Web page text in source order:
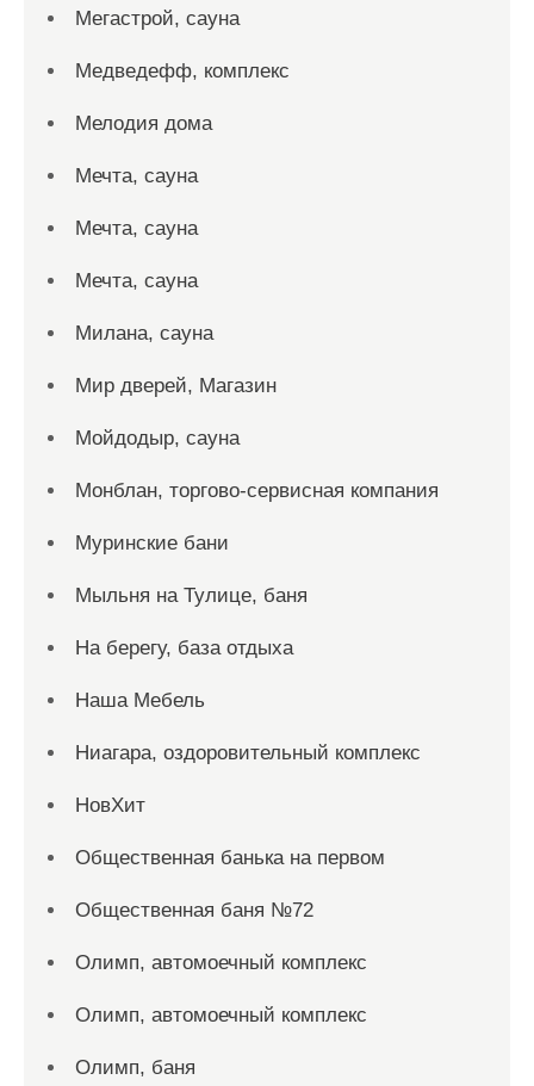
Мегастрой, сауна
Медведефф, комплекс
Мелодия дома
Мечта, сауна
Мечта, сауна
Мечта, сауна
Милана, сауна
Мир дверей, Магазин
Мойдодыр, сауна
Монблан, торгово-сервисная компания
Муринские бани
Мыльня на Тулице, баня
На берегу, база отдыха
Наша Мебель
Ниагара, оздоровительный комплекс
НовХит
Общественная банька на первом
Общественная баня №72
Олимп, автомоечный комплекс
Олимп, автомоечный комплекс
Олимп, баня